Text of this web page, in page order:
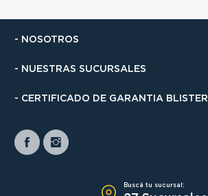
- NOSOTROS
- NUESTRAS SUCURSALES
- CERTIFICADO DE GARANTIA BLISTER
Buscá tu sucursal: